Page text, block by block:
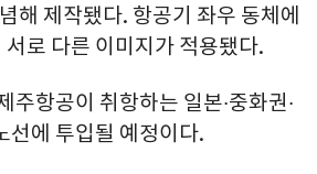
해 제작됐다. 항공기 좌우 동체에
로 다른 이미지가 적용됐다.
주항공이 취항하는 일본∙중화권∙
선에 투입될 예정이다.